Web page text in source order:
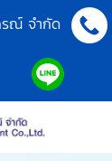
รณ์ จำกัด